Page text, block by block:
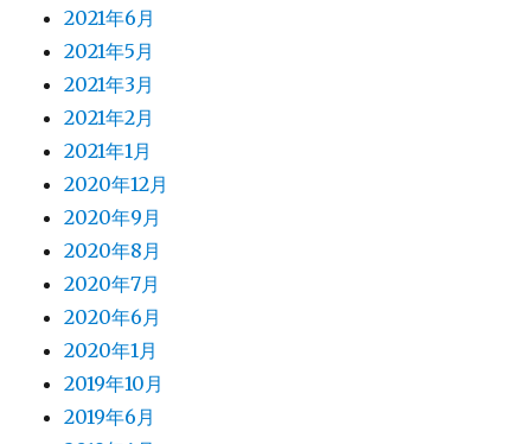
2021年6月
2021年5月
2021年3月
2021年2月
2021年1月
2020年12月
2020年9月
2020年8月
2020年7月
2020年6月
2020年1月
2019年10月
2019年6月